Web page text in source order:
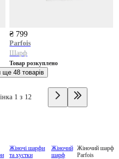
₴ 799
Parfois
Шарф
Товар розкуплено
ще 48 товарів
1 з 12
Жіночі шарфи
та хустки
Жіночий
шарф
Жіночий шарф
Parfois